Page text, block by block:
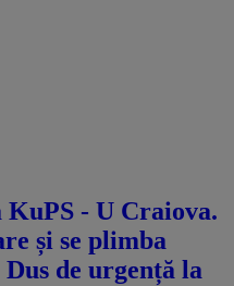
KuPS - U Craiova.
și se plimba
de urgență la